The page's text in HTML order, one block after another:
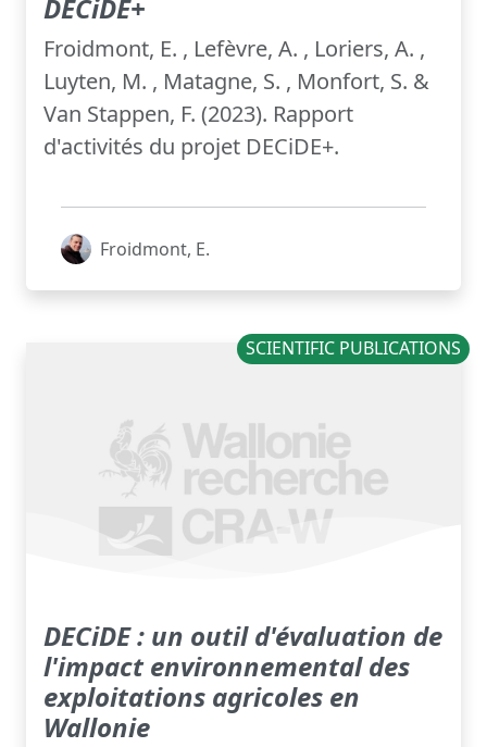
DECiDE+
Froidmont, E. , Lefèvre, A. , Loriers, A. ,
Luyten, M. , Matagne, S. , Monfort, S. &
Van Stappen, F. (2023). Rapport
d'activités du projet DECiDE+.
Froidmont, E.
SCIENTIFIC PUBLICATIONS
DECiDE : un outil d'évaluation de
l'impact environnemental des
exploitations agricoles en
Wallonie